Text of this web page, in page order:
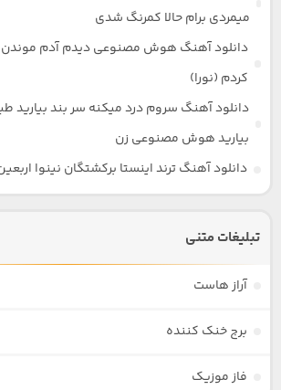
میمردی برام حالا کمرنگ شدی
دانلود آهنگ هوش مصنوعی دیدم آدم موندن
کردم (نورا)
دانلود آهنگ سروم درد میکنه سر بند بیارید
بیارید هوش مصنوعی زن
دانلود آهنگ ترند اینستا برکشتگان نینوا
تبلیغات متنی
آراز هاست
برج خنک کننده
فاز موزیک